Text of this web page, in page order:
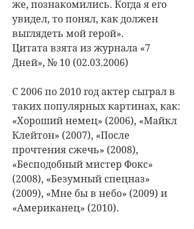
же, познакомились. Когда я его
увидел, то понял, как должен
выглядеть мой герой».
Цитата взята из журнала «7
Дней», № 10 (02.03.2006)
С 2006 по 2010 год актер сыграл в
таких популярных картинах, как:
«Хороший немец» (2006), «Майкл
Клейтон» (2007), «После
прочтения сжечь» (2008),
«Бесподобный мистер Фокс»
(2008), «Безумный спецназ»
(2009), «Мне бы в небо» (2009) и
«Американец» (2010).